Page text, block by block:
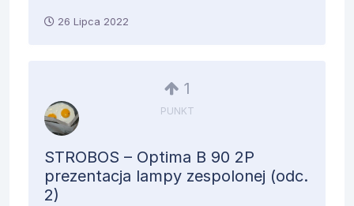
26 Lipca 2022
1
PUNKT
STROBOS – Optima B 90 2P
prezentacja lampy zespolonej (odc.
2)